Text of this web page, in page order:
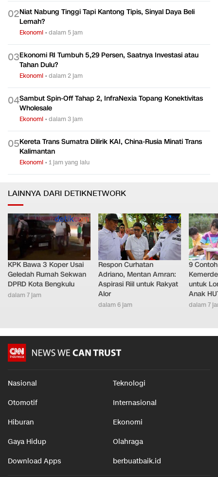
02Niat Nabung Tinggi Tapi Kantong Tipis, Sinyal Daya Beli
Lemah?
Ekonomi •dalam 5 jam
03Ekonomi RI Tumbuh 5,29 Persen, Saatnya Investasi atau
Tahan Dulu?
Ekonomi •dalam 2 jam
04Sambut Spin-Off Tahap 2, InfraNexia Topang Konektivitas
Wholesale
Ekonomi •dalam 3 jam
05Kereta Trans Sumatra Dilirik KAI, China-Rusia Minati Trans
Kalimantan
Ekonomi •1 jam yang lalu
LAINNYA DARI DETIKNETWORK
KPK Bawa 3 Koper Usai
Geledah Rumah Sekwan
DPRD Kota Bengkulu
dalam 7 jam
Respon Curhatan
Adriano, Mentan Amran:
Aspirasi Riil untuk Rakyat
Alor
dalam 6 jam
9
untuk
Anak
dalam 7
Nasional Teknologi
Otomotif Internasional
Hiburan Ekonomi
Gaya Hidup Olahraga
Download Apps berbuatbaik.id